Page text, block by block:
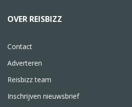
OVER REISBIZZ
Contact
Adverteren
Reisbizz team
Inschrijven nieuwsbrief